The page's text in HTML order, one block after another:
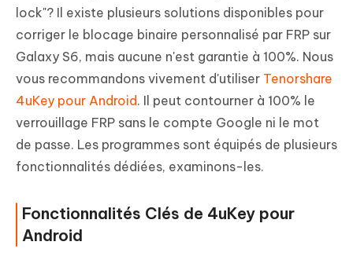
lock"? Il existe plusieurs solutions disponibles pour
corriger le blocage binaire personnalisé par FRP sur
Galaxy S6, mais aucune n'est garantie à 100%. Nous
vous recommandons vivement d'utiliser Tenorshare
4uKey pour Android. Il peut contourner à 100% le
verrouillage FRP sans le compte Google ni le mot
de passe. Les programmes sont équipés de plusieurs
fonctionnalités dédiées, examinons-les.
Fonctionnalités Clés de 4uKey pour
Android